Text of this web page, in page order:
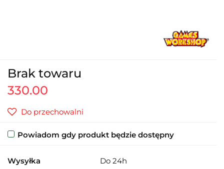
Brak towaru
330.00
Do przechowalni
Powiadom gdy produkt będzie dostępny
Wysyłka Do 24h